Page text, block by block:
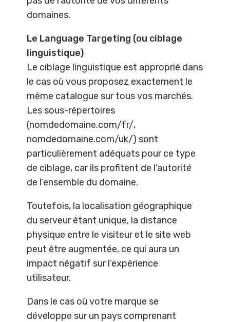
domaines.
Le Language Targeting (ou ciblage
linguistique)
Le ciblage linguistique est approprié dans
le cas où vous proposez exactement le
même catalogue sur tous vos marchés.
Les sous-répertoires
(nomdedomaine.com/fr/,
nomdedomaine.com/uk/) sont
particulièrement adéquats pour ce type
de ciblage, car ils profitent de l’autorité
de l’ensemble du domaine.
Toutefois, la localisation géographique
du serveur étant unique, la distance
physique entre le visiteur et le site web
peut être augmentée, ce qui aura un
impact négatif sur l’expérience
utilisateur.
Dans le cas où votre marque se
développe sur un pays comprenant